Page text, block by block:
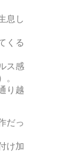
息し
くる
ス感
り越
だっ
け加